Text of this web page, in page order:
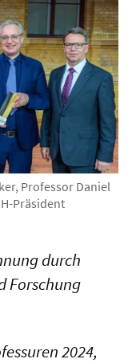
Professor Daniel
Präsident
durch
Forschung
2024,